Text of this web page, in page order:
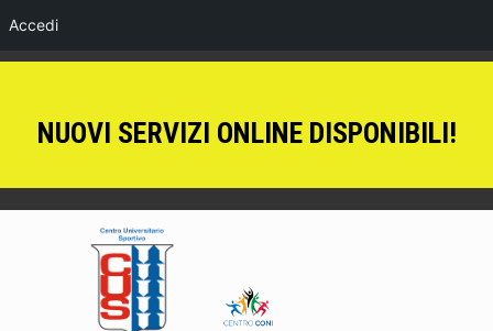
Accedi
NUOVI SERVIZI ONLINE DISPONIBILI!